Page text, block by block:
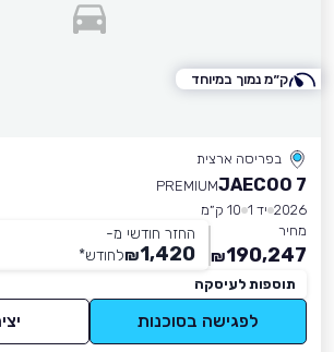
בפריסה ארצית
JAECOO 7
PREMIUM
2026 יד 1
10 ק״מ
מחיר
190,247
₪
החזר חודשי מ-
1,420
₪לחודש*
תוספות לעיסקה
לפגישה בסוכנות
ק״מ נמוך במיוחד